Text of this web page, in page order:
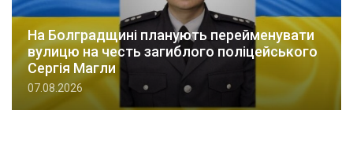
На Болградщині планують перейменувати
вулицю на честь загиблого поліцейського
Сергія Магли
07.08.2026